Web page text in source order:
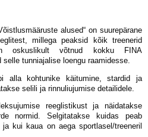
alused“ on suurepärane
millega peaksid kõik treenerid
oskuslikult võtnud kokku FINA
tunniajalise loengu raamidesse.
alla kohtunike käitumine, stardid ja
selili ja rinnuliujumise detailidele.
reeglistikust ja näidatakse
normid. Selgitatakse kuidas peab
kui kaua on aega sportlasel/treeneril